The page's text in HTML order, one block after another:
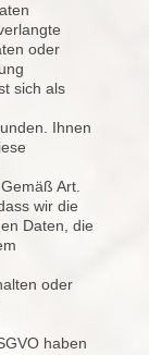
oder
sich als
Ihnen
Gemäß Art.
wir die
Daten, die
oder
haben